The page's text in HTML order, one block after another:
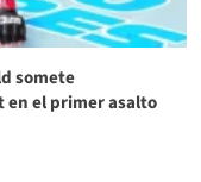
somete
en el primer asalto